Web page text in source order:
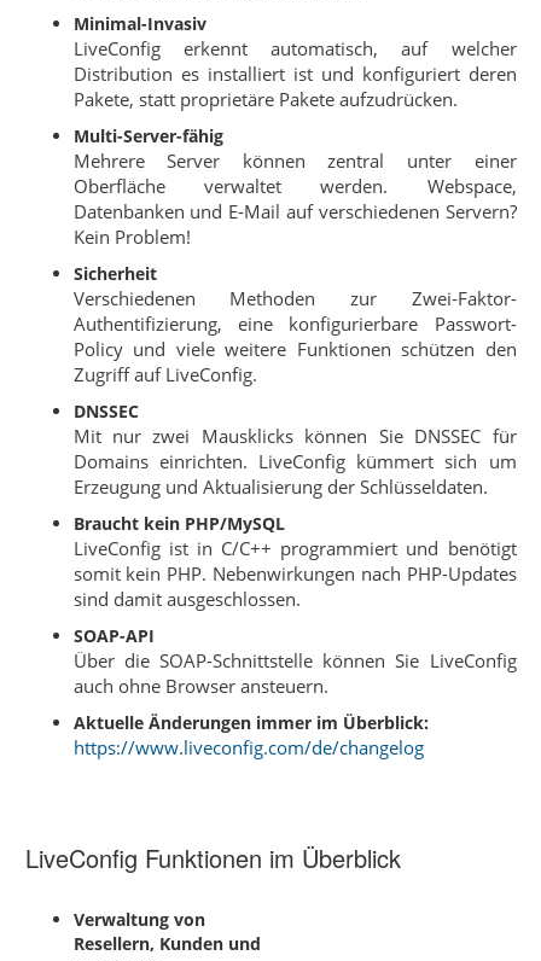
Minimal-Invasiv
LiveConfig erkennt automatisch, auf welcher
Distribution es installiert ist und konfiguriert deren
Pakete, statt proprietäre Pakete aufzudrücken.
Multi-Server-fähig
Mehrere Server können zentral unter einer
Oberfläche verwaltet werden. Webspace,
Datenbanken und E-Mail auf verschiedenen Servern?
Kein Problem!
Sicherheit
Verschiedenen Methoden zur Zwei-Faktor-
Authentifizierung, eine konfigurierbare Passwort-
Policy und viele weitere Funktionen schützen den
Zugriff auf LiveConfig.
DNSSEC
Mit nur zwei Mausklicks können Sie DNSSEC für
Domains einrichten. LiveConfig kümmert sich um
Erzeugung und Aktualisierung der Schlüsseldaten.
Braucht kein PHP/MySQL
LiveConfig ist in C/C++ programmiert und benötigt
somit kein PHP. Nebenwirkungen nach PHP-Updates
sind damit ausgeschlossen.
SOAP-API
Über die SOAP-Schnittstelle können Sie LiveConfig
auch ohne Browser ansteuern.
Aktuelle Änderungen immer im Überblick:
https://www.liveconfig.com/de/changelog
LiveConfig Funktionen im Überblick
Verwaltung von
Resellern, Kunden und